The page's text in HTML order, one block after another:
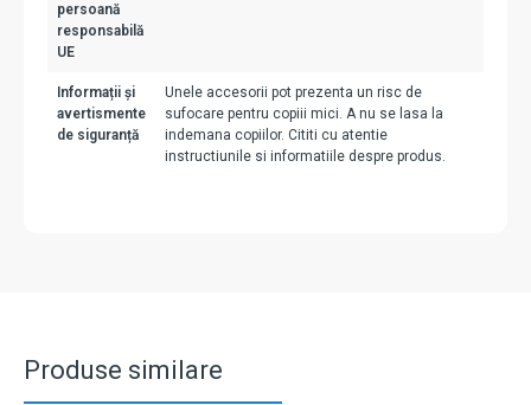
persoană
responsabilă
UE
Informații și
avertismente
de siguranță
Unele accesorii pot prezenta un risc de
sufocare pentru copiii mici. A nu se lasa la
indemana copiilor. Cititi cu atentie
instructiunile si informatiile despre produs.
Produse similare